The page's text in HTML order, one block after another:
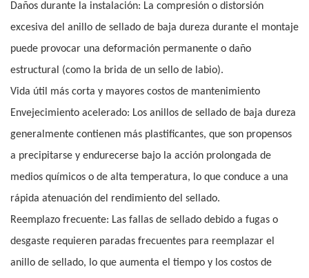
Daños durante la instalación: La compresión o distorsión
excesiva del anillo de sellado de baja dureza durante el montaje
puede provocar una deformación permanente o daño
estructural (como la brida de un sello de labio).
Vida útil más corta y mayores costos de mantenimiento
Envejecimiento acelerado: Los anillos de sellado de baja dureza
generalmente contienen más plastificantes, que son propensos
a precipitarse y endurecerse bajo la acción prolongada de
medios químicos o de alta temperatura, lo que conduce a una
rápida atenuación del rendimiento del sellado.
Reemplazo frecuente: Las fallas de sellado debido a fugas o
desgaste requieren paradas frecuentes para reemplazar el
anillo de sellado, lo que aumenta el tiempo y los costos de